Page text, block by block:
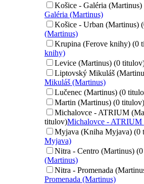
Košice - Galéria
Galéria (Martinus)
Košice - Urban (Martinus)
(Martinus)
Krupina (Ferove knihy) (0
knihy)
Levice (Martinus) (0
Liptovský Mikuláš
Mikuláš (Martinus)
Lučenec (Martinus) (0
Martin (Martinus) (0 titulov)
Michalovce - ATRIUM
titulov)Michalovce - ATRIUM
Myjava (Kniha Myjava) (0
Myjava)
Nitra - Centro (Martinus)
(Martinus)
Nitra - Promenada
Promenada (Martinus)